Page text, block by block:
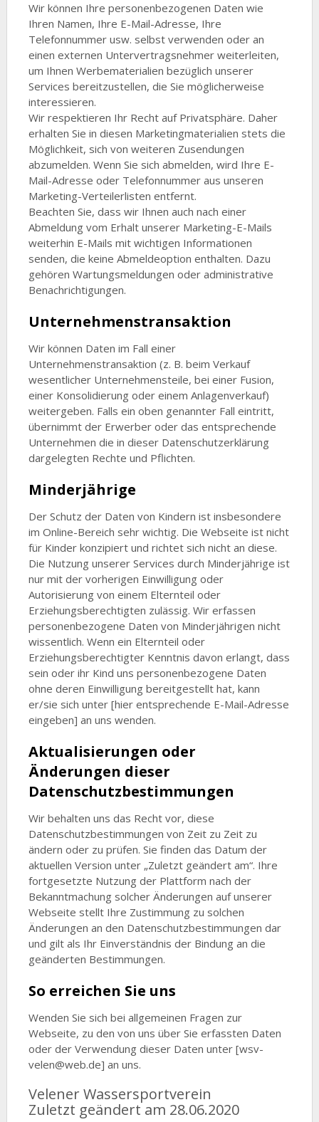
Wir können Ihre personenbezogenen Daten wie
Ihren Namen, Ihre E-Mail-Adresse, Ihre
Telefonnummer usw. selbst verwenden oder an
einen externen Untervertragsnehmer weiterleiten,
um Ihnen Werbematerialien bezüglich unserer
Services bereitzustellen, die Sie möglicherweise
interessieren.
Wir respektieren Ihr Recht auf Privatsphäre. Daher
erhalten Sie in diesen Marketingmaterialien stets die
Möglichkeit, sich von weiteren Zusendungen
abzumelden. Wenn Sie sich abmelden, wird Ihre E-
Mail-Adresse oder Telefonnummer aus unseren
Marketing-Verteilerlisten entfernt.
Beachten Sie, dass wir Ihnen auch nach einer
Abmeldung vom Erhalt unserer Marketing-E-Mails
weiterhin E-Mails mit wichtigen Informationen
senden, die keine Abmeldeoption enthalten. Dazu
gehören Wartungsmeldungen oder administrative
Benachrichtigungen.
Unternehmenstransaktion
Wir können Daten im Fall einer
Unternehmenstransaktion (z. B. beim Verkauf
wesentlicher Unternehmensteile, bei einer Fusion,
einer Konsolidierung oder einem Anlagenverkauf)
weitergeben. Falls ein oben genannter Fall eintritt,
übernimmt der Erwerber oder das entsprechende
Unternehmen die in dieser Datenschutzerklärung
dargelegten Rechte und Pflichten.
Minderjährige
Der Schutz der Daten von Kindern ist insbesondere
im Online-Bereich sehr wichtig. Die Webseite ist nicht
für Kinder konzipiert und richtet sich nicht an diese.
Die Nutzung unserer Services durch Minderjährige ist
nur mit der vorherigen Einwilligung oder
Autorisierung von einem Elternteil oder
Erziehungsberechtigten zulässig. Wir erfassen
personenbezogene Daten von Minderjährigen nicht
wissentlich. Wenn ein Elternteil oder
Erziehungsberechtigter Kenntnis davon erlangt, dass
sein oder ihr Kind uns personenbezogene Daten
ohne deren Einwilligung bereitgestellt hat, kann
er/sie sich unter [hier entsprechende E-Mail-Adresse
eingeben] an uns wenden.
Aktualisierungen oder
Änderungen dieser
Datenschutzbestimmungen
Wir behalten uns das Recht vor, diese
Datenschutzbestimmungen von Zeit zu Zeit zu
ändern oder zu prüfen. Sie finden das Datum der
aktuellen Version unter „Zuletzt geändert am“. Ihre
fortgesetzte Nutzung der Plattform nach der
Bekanntmachung solcher Änderungen auf unserer
Webseite stellt Ihre Zustimmung zu solchen
Änderungen an den Datenschutzbestimmungen dar
und gilt als Ihr Einverständnis der Bindung an die
geänderten Bestimmungen.
So erreichen Sie uns
Wenden Sie sich bei allgemeinen Fragen zur
Webseite, zu den von uns über Sie erfassten Daten
oder der Verwendung dieser Daten unter [wsv-
velen@web.de] an uns.
Velener Wassersportverein
Zuletzt geändert am 28.06.2020